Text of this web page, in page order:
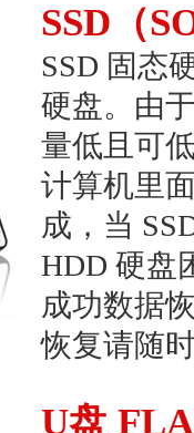
SSD（
SSD 固态
硬盘。由
量低且可
计算机里
成，当
HDD 硬盘
成功数据
恢复请随
U盘